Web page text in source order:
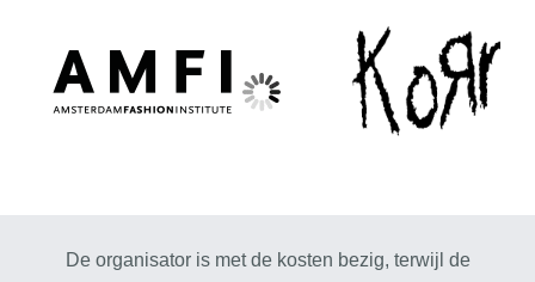
De organisator is met de kosten bezig, terwijl de